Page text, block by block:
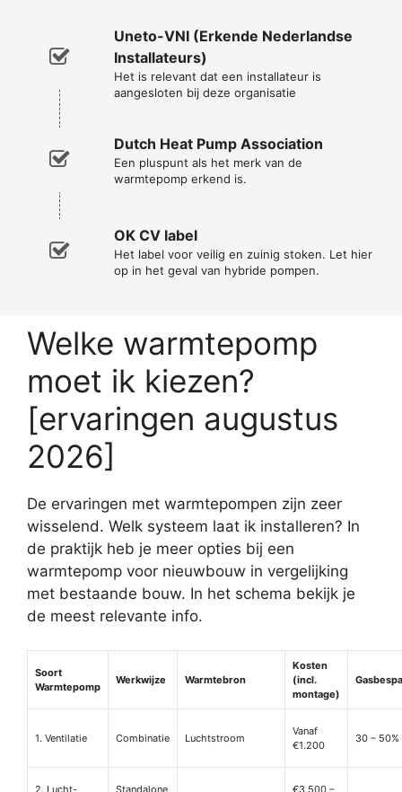
Uneto-VNI (Erkende Nederlandse
Installateurs)
Het is relevant dat een installateur is
aangesloten bij deze organisatie
Dutch Heat Pump Association
Een pluspunt als het merk van de
warmtepomp erkend is.
OK CV label
Het label voor veilig en zuinig stoken. Let hier
op in het geval van hybride pompen.
Welke warmtepomp
moet ik kiezen?
[ervaringen augustus
2026]
De ervaringen met warmtepompen zijn zeer
wisselend. Welk systeem laat ik installeren? In
de praktijk heb je meer opties bij een
warmtepomp voor nieuwbouw in vergelijking
met bestaande bouw. In het schema bekijk je
de meest relevante info.
Soort
Warmtepomp
Werkwijze Warmtebron
Kosten
(incl.
montage)
1. Ventilatie Combinatie Luchtstroom
Vanaf
€1.200
30 – 50%